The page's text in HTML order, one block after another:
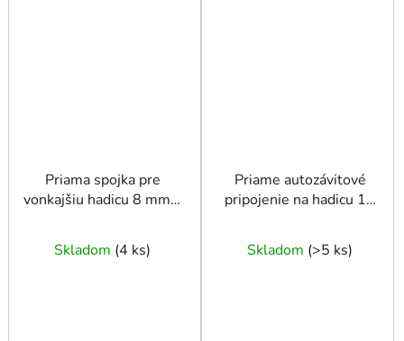
Priama spojka pre
vonkajšiu hadicu 8 mm x
Skladom (4 ks)
Priame autozávitové
pripojenie na hadicu 12
Skladom (>5 ks)